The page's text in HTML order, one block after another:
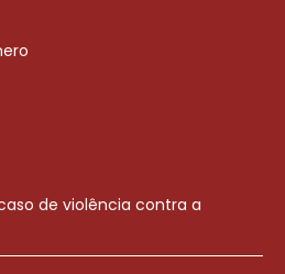
de violência contra a